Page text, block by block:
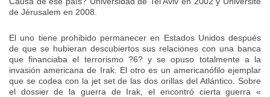
de Jérusalem en 2008.
El uno tiene prohibido permanecer en Estados Unidos después
de que se hubieran descubiertos sus relaciones con una banca
que financiaba el terrorismo ?6? y se opuso totalmente a la
invasión americana de Irak. El otro es un americanófilo ejemplar
que se codea con la jet set de las dos orillas del Atlántico. Sobre
el dossier de la guerra de Irak, el encontró cierta guerra «